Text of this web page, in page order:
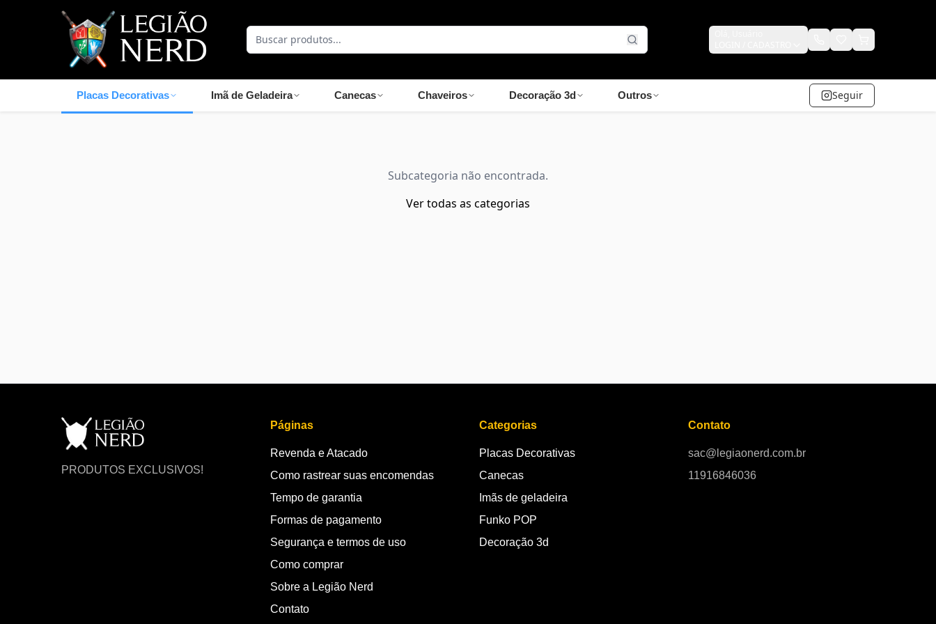
Placas Decorativas Imã de Geladeira Canecas Chaveiros Decoração 3d Outros Seguir
Subcategoria não encontrada.
Ver todas as categorias
PRODUTOS EXCLUSIVOS!
Páginas
Revenda e Atacado
Como rastrear suas encomendas
Tempo de garantia
Formas de pagamento
Segurança e termos de uso
Como comprar
Sobre a Legião Nerd
Contato
Categorias
Placas Decorativas
Canecas
Imãs de geladeira
Funko POP
Decoração 3d
Contato
sac@legiaonerd.com.br
11916846036